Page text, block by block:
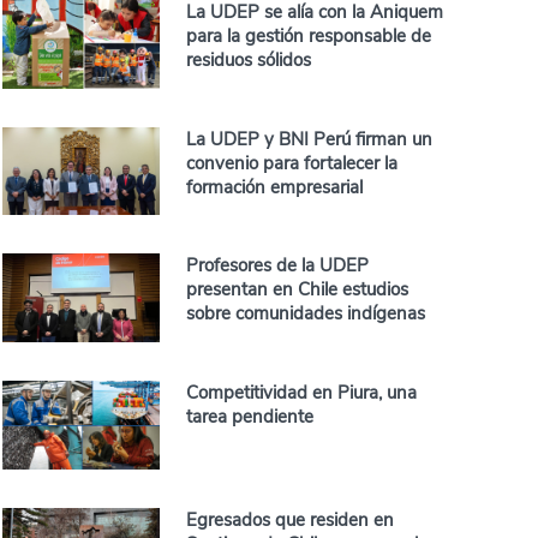
La UDEP se alía con la Aniquem
para la gestión responsable de
residuos sólidos
La UDEP y BNI Perú firman un
convenio para fortalecer la
formación empresarial
Profesores de la UDEP
presentan en Chile estudios
sobre comunidades indígenas
Competitividad en Piura, una
tarea pendiente
Egresados que residen en